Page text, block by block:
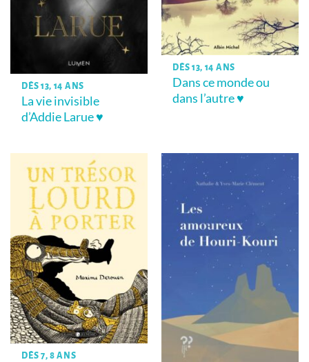
DÈS 13, 14 ANS
La vie invisible
d’Addie Larue ♥
DÈS 13, 14 ANS
Dans ce monde ou
dans l’autre ♥
DÈS 7, 8 ANS